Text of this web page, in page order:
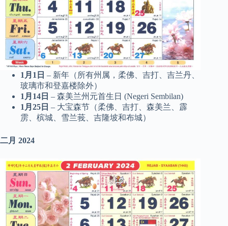
1月1日 – 新年（所有州属，柔佛、吉打、吉兰丹、
玻璃市和登嘉楼除外）
1月14日 – 森美兰州元首生日 (Negeri Sembilan)
1月25日 – 大宝森节（柔佛、吉打、森美兰、霹
雳、槟城、雪兰莪、吉隆坡和布城）
二月 2024